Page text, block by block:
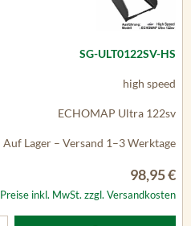
SG-ULT0122SV-HS
high speed
ECHOMAP Ultra 122sv
Auf Lager – Versand 1–3 Werktage
98,95 €
Preise inkl. MwSt. zzgl. Versandkosten